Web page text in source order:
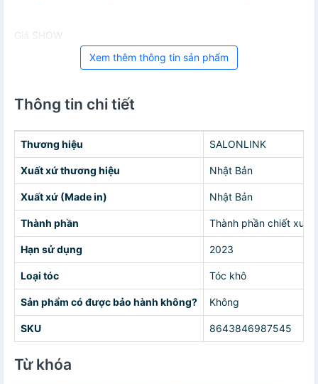
Giá SHOW
Xem thêm thông tin sản phẩm
Thông tin chi tiết
Thương hiệu SALONLINK
Xuất xứ thương hiệu Nhật Bản
Xuất xứ (Made in) Nhật Bản
Thành phần Thành phần chiết
Hạn sử dụng 2023
Loại tóc Tóc khô
Sản phẩm có được bảo hành không? Không
SKU 8643846987545
Từ khóa